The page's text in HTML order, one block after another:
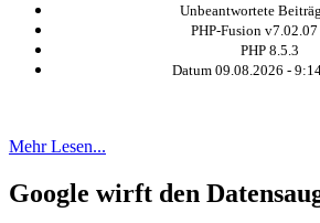
Unbeantwortete
PHP-Fusion
PHP 8.5.3
Datum 09.08.2026 -
Mehr Lesen...
Google wirft den